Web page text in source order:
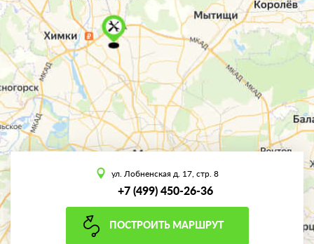
ул. Лобненская д. 17, стр. 8
+7 (499) 450-26-36
ПОСТРОИТЬ МАРШРУТ